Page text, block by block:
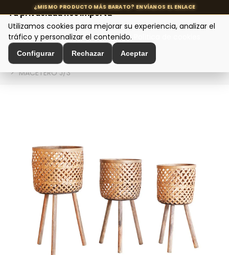
MENÚ
Inicio > Decoración de Interiores > Ánforas y Maceteros
> MACETERO J/3
Tu privacidad nos importa
Utilizamos cookies para mejorar su experiencia, analizar el
tráfico y personalizar el contenido.
Configurar Rechazar Aceptar